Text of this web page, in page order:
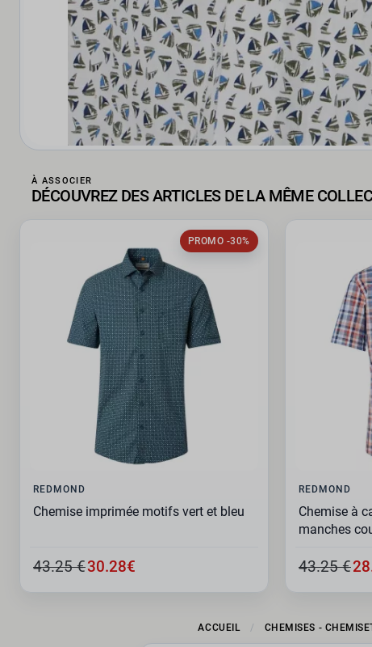
À ASSOCIER
DÉCOUVREZ DES ARTICLES DE LA MÊME
PROMO -30%
REDMOND
Chemise imprimée motifs vert et bleu
43.25 €30.28€
REDMOND
Chemise à
manches
43.25 €
ACCUEIL CHEMISES -